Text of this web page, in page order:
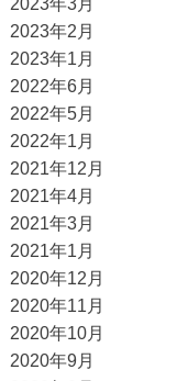
2023年3月
2023年2月
2023年1月
2022年6月
2022年5月
2022年1月
2021年12月
2021年4月
2021年3月
2021年1月
2020年12月
2020年11月
2020年10月
2020年9月